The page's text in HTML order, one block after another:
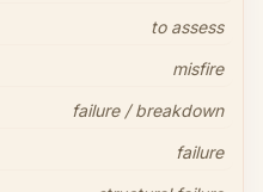
to assess
misfire
failure / breakdown
failure